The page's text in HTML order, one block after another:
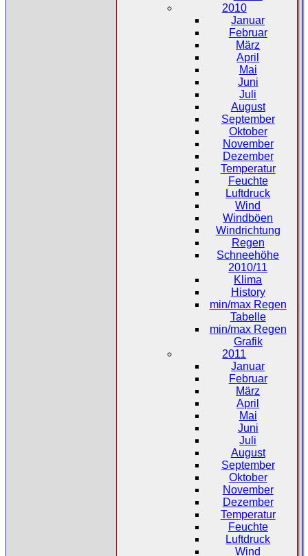
2010
Januar
Februar
März
April
Mai
Juni
Juli
August
September
Oktober
November
Dezember
Temperatur
Feuchte
Luftdruck
Wind
Windböen
Windrichtung
Regen
Schneehöhe
2010/11
Klima
History
min/max Regen
Tabelle
min/max Regen
Grafik
2011
Januar
Februar
März
April
Mai
Juni
Juli
August
September
Oktober
November
Dezember
Temperatur
Feuchte
Luftdruck
Wind